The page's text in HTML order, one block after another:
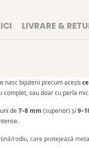
LIVRARE &
nasc bijuterii precum acești
sau doar cu perla
de7–8 mm (superior) și
rodiu, care protejează